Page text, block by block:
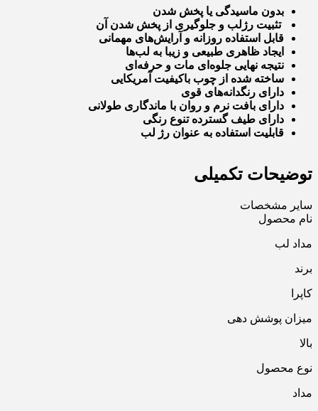
بدون ماسیدگی یا پخش شدن
تثبیت رژلب و جلوگیری از پخش شدن آن
قابل استفاده روزانه و آرایش‌های مهمانی
ایجاد ظاهری طبیعی و زیبا به لب‌ها
نتیجه نهایی جلوه‌ای مات و حرفه‌ای
ساخته شده از چوب باکیفیت آمریکایی
دارای رنگدانه‌های قوی
دارای بافت نرم و روان با ماندگاری طولانی
دارای طیف گسترده تنوع رنگی
قابلیت استفاده به عنوان رژ لب
توضیحات تکمیلی
سایر مشخصات
نام محصول
مداد لب
برند
کاپرا
میزان پوشش دهی
بالا
نوع محصول
مداد